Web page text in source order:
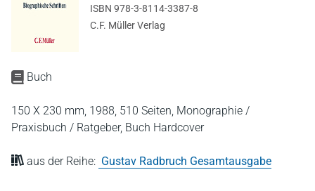
Buch
150 X 230 mm, 1988, 510 Seiten, Monographie /
Praxisbuch / Ratgeber, Buch Hardcover
aus der Reihe: Gustav Radbruch Gesamtausgabe
ISBN 978-3-8114-3387-8
C.F. Müller Verlag